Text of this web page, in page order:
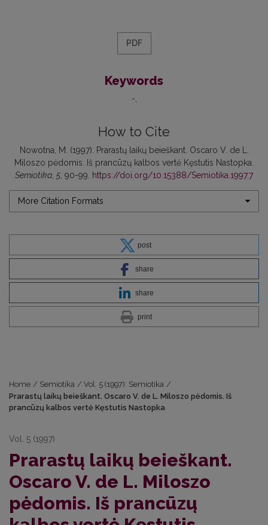
PDF
Keywords
-
How to Cite
Nowotna, M. (1997). Prarastų laikų beieškant. Oscaro V. de L.
Miloszo pėdomis. Iš prancūzų kalbos vertė Kęstutis Nastopka.
Semiotika 5 , 90-99. https://doi.org/10.15388/Semiotika.1997.7
More Citation Formats
post
share
share
print
Home / Semiotika / Vol. 5 (1997): Semiotika /
Prarastų laikų beieškant. Oscaro V. de L. Miloszo pėdomis. Iš
prancūzų kalbos vertė Kęstutis Nastopka
Vol. 5 (1997)
Prarastų laikų beieškant.
Oscaro V. de L. Miloszo
pėdomis. Iš prancūzų